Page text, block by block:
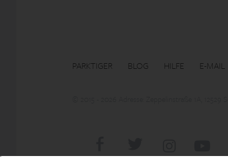
PARKTIGER BLOG HILFE E-MAIL